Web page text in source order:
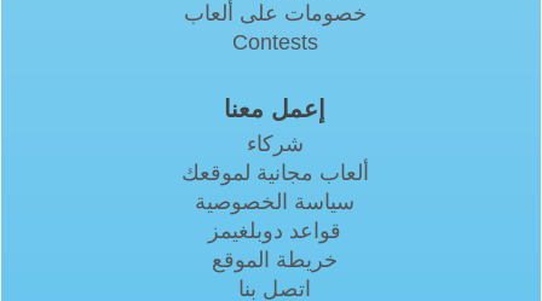
خصومات على ألعاب
Contests
إعمل معنا
شركاء
ألعاب مجانية لموقعك
سياسة الخصوصية
قواعد دوبلغيمز
خريطة الموقع
اتصل بنا